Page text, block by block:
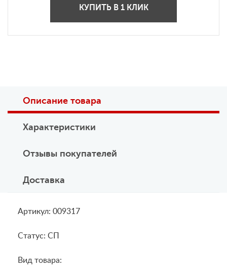
КУПИТЬ В 1 КЛИК
Описание товара
Характеристики
Отзывы покупателей
Доставка
Артикул: 009317
Статус: СП
Вид товара: